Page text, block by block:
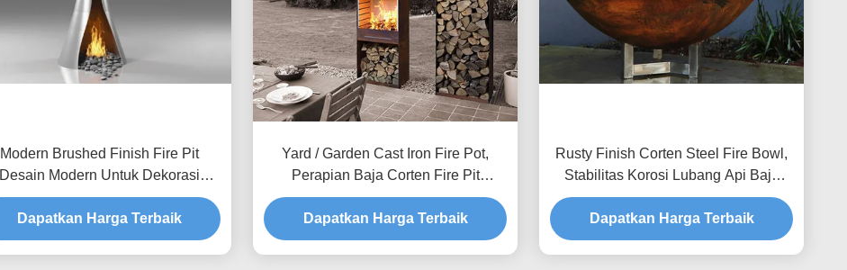
Modern Brushed Finish Fire Pit
Desain Modern Untuk Dekorasi
Taman / Rumah
Dapatkan Harga Terbaik
Yard / Garden Cast Iron Fire Pot,
Perapian Baja Corten Fire Pit
Perapian Kayu
Dapatkan Harga Terbaik
Rusty Finish Corten Steel Fire Bowl,
Stabilitas Korosi Lubang Api Baja
Bulat
Dapatkan Harga Terbaik